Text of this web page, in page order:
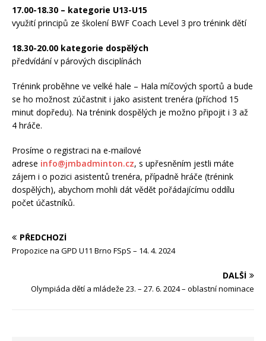
17.00-18.30 – kategorie U13-U15
využití principů ze školení BWF Coach Level 3 pro trénink dětí
18.30-20.00 kategorie dospělých
předvídání v párových disciplínách
Trénink proběhne ve velké hale – Hala míčových sportů a bude
se ho možnost zúčastnit i jako asistent trenéra (příchod 15
minut dopředu). Na trénink dospělých je možno připojit i 3 až
4 hráče.
Prosíme o registraci na e-mailové
adrese info@jmbadminton.cz, s upřesněním jestli máte
zájem i o pozici asistentů trenéra, případně hráče (trénink
dospělých), abychom mohli dát vědět pořádajícímu oddílu
počet účastníků.
PŘEDCHOZÍ
Propozice na GPD U11 Brno FSpS – 14. 4. 2024
DALŠÍ
Olympiáda dětí a mládeže 23. – 27. 6. 2024 – oblastní nominace